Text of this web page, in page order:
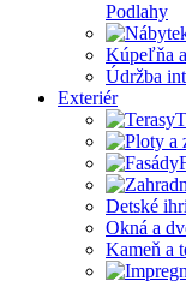
Podlahy
Kúpeľňa
Údržba
Exteriér
Detské
Okná a
Kameň a